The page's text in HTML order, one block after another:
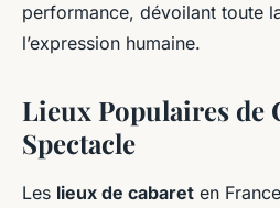
performance, dévoilant toute
l’expression humaine.
Lieux Populaires de
Spectacle
Les lieux de cabaret en